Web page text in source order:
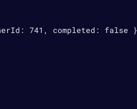
741, completed: false